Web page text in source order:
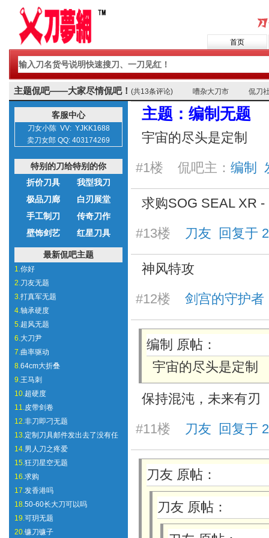
首页
主题侃吧——大家尽情侃吧！ (共13条评论) 嘈杂大刀市 侃刀
客服中心
刀女小陈 VV: YJKK1688
卖刀女郎 QQ: 403174269
特别的刀给特别的你
折价刀具
我型我刀
极品刀廊
白刃展堂
手工制刀
传奇刀作
壁饰剑艺
红星刀具
最新侃吧主题
1.你好
2.刀友无题
3.打真军无题
4.轴承硬度
5.超风无题
6.大刀尹
7.曲率驱动
8.64cm大折叠
9.王马刺
10.超硬度
11.皮带剑卷
12.非刀即刁无题
13.定制刀具邮件发出去了没有任
14.男人刀之疼爱
15.狂刃星空无题
16.求购
17.发香港吗
18.50-60长大刀可以吗
19.可玥无题
20.镰刀镰子
主题：编制无题
宇宙的尽头是定制
#1楼 侃吧主： 编制
求购SOG SEAL XR
#13楼 刀友 回复于
神风特攻
#12楼 剑宫的守护
编制 原帖：
宇宙的尽头是定制
保持混沌，未来有刃
#11楼 刀友 回复于
刀友 原帖：
刀友 原帖：